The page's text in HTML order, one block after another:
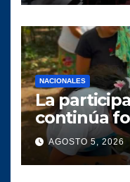
NACIONALES
La
continúa
político
municipio
AGOSTO 5, 2026